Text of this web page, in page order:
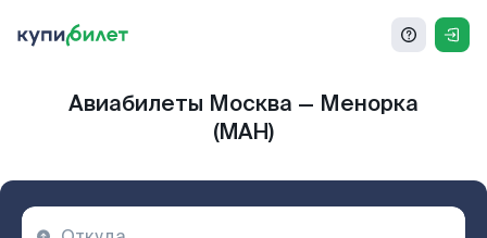
Авиабилеты Москва — Менорка
(MAH)